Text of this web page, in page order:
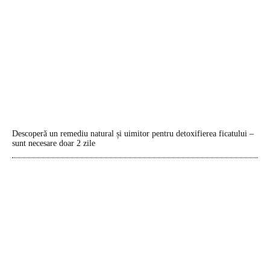
Descoperă un remediu natural și uimitor pentru detoxifierea ficatului –
sunt necesare doar 2 zile